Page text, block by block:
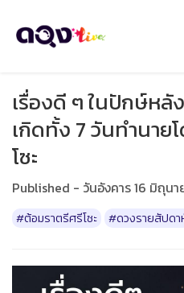
เรื่องดี ๆ ในปักษ์ห
เกิดทั้ง 7 วันทำนาย
โซะ
Published - วันอังคาร 16 มิถุน
#ต้อมราตรีศรีโซะ #ดวงรายสัปดา